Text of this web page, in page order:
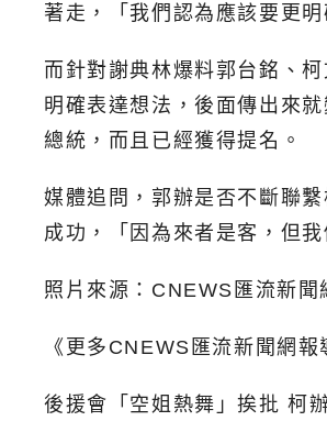
著走，「我們認為應該要更
而針對謝典林爆料郭台銘、
明確表達想法，後面傳出來
總統，而且已經獲得提名。
媒體追問，郭辦是否不斷聯
成功，「因為來者是客，但
照片來源：CNEWS匯流新聞
《更多CNEWS匯流新聞網報
後援會「空姐熱舞」挨批 柯